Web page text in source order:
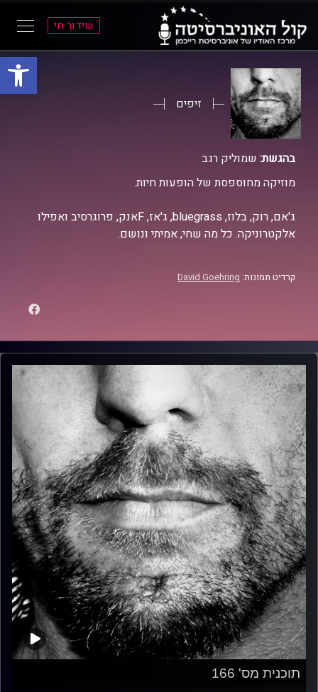
פתח
התפריט
הראשי
התוכן
הראשי
שידור חי
זיפים
בהגשת: שמוליק רגב
מוזיקה מחוספסת של הופעות חיות.
ג'אם, רוק, בלוז, bluegrass, ג'אז, Fאנק, פרוגרסיב ואפילו
אלקטרוניקה. כל מה שחי, אמיתי ונושם.
קרדיט תמונות: David Goehring
תוכנית מס' 166